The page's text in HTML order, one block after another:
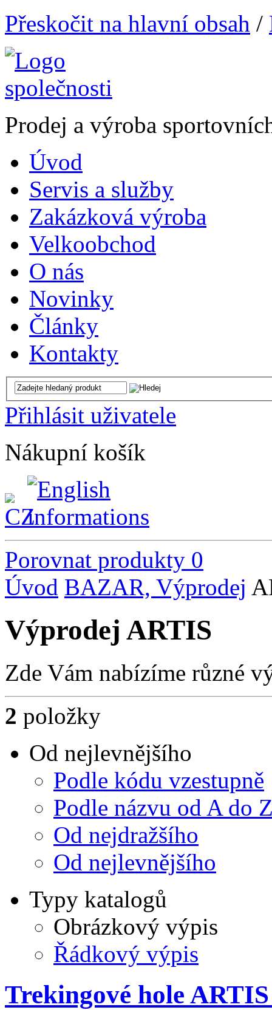
Přeskočit na hlavní obsah /
Prodej a výroba
Úvod
Servis a služby
Zakázková výroba
Velkoobchod
O nás
Novinky
Články
Kontakty
Přihlásit uživatele
Nákupní košík
Porovnat produkty 0
Úvod BAZAR, Výprodej
Výprodej ARTIS
Zde Vám nabízíme různé
2 položky
Od nejlevnějšího
Podle kódu vzestupně
Podle názvu od A do
Od nejdražšího
Od nejlevnějšího
Typy katalogů
Obrázkový výpis
Řádkový výpis
Trekingové hole